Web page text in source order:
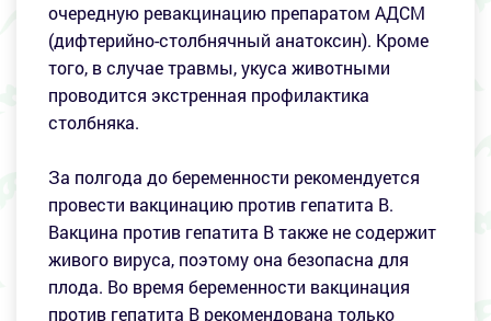
очередную ревакцинацию препаратом АДСМ
(дифтерийно-столбнячный анатоксин). Кроме
того, в случае травмы, укуса животными
проводится экстренная профилактика
столбняка.
За полгода до беременности рекомендуется
провести вакцинацию против гепатита В.
Вакцина против гепатита В также не содержит
живого вируса, поэтому она безопасна для
плода. Во время беременности вакцинация
против гепатита В рекомендована только